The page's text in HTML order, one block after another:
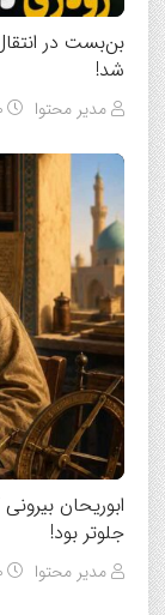
بن‌بست در
شد!
مدیر محتوا
ابوریحان
جلوتر بود!
مدیر محتوا